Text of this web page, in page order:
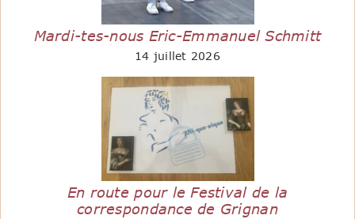
Mardi-tes-nous Eric-Emmanuel Schmitt
14 juillet 2026
En route pour le Festival de la
correspondance de Grignan